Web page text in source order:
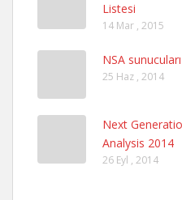
Listesi
14 Mar , 2015
NSA
25 Haz , 2014
Next
Analysis 2014
26 Eyl , 2014